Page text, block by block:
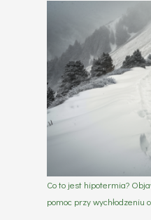
Co to jest hipotermia?
pomoc przy wychłodzeniu